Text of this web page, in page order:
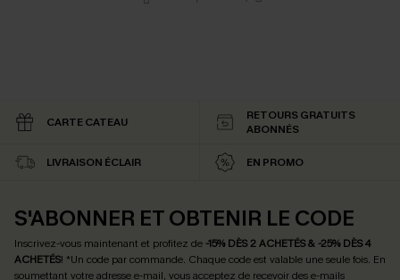
CARTE CATEAU
RETOURS GRATUITS
ABONNÉS
LIVRAISON ÉCLAIR EN PROMO
S'ABONNER ET OBTENIR LE CODE
Inscrivez-vous maintenant et profitez de -15% DÈS 2 ACHETÉS & -25% DÈS 4
ACHETÉS! *Un code par commande. Chaque code est valable une seule fois. En
soumettant votre adresse e-mail, vous acceptez de recevoir des e-mails